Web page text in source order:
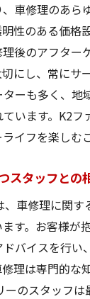
の対応事例紹介
と経験に基づ
わせた柔軟な
みを解消する
リーの迅速な
談できるスタ
軽にする新し
間を大切にす
予約でスムー
の迅速なトラ
車修理のあら
性のある価格
後のアフター
にし、常にサ
ーも多く、地
います。K2フ
イフを楽しむ
スタッフとの
、車修理に関す
す。お客様が
バイスを行い
理は専門的な
ーのスタッフは